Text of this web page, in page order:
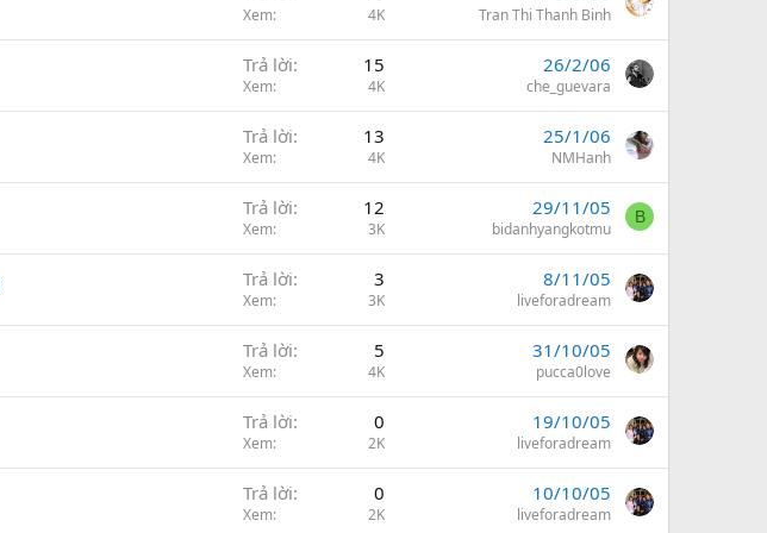
Xem 4K Tran Thi Thanh Binh
Trả lời 15
Xem 4K
26/2/06
che_guevara
Trả lời 13
Xem 4K
25/1/06
NMHanh
Trả lời 12
Xem 3K
29/11/05
bidanhyangkotmu
B
Trả lời 3
Xem 3K
8/11/05
liveforadream
Trả lời 5
Xem 4K
31/10/05
pucca0love
Trả lời 0
Xem 2K
19/10/05
liveforadream
Trả lời 0
Xem 2K
10/10/05
liveforadream